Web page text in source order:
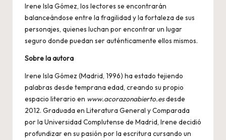
Irene Isla Gómez, los lectores se encontrarán
balanceándose entre la fragilidad y la fortaleza de sus
personajes, quienes luchan por encontrar un lugar
seguro donde puedan ser auténticamente ellos mismos.
Sobre la autora
Irene Isla Gómez (Madrid, 1996) ha estado tejiendo
palabras desde temprana edad, creando su propio
espacio literario en www.acorazonabierto.esdesde
2012. Graduada en Literatura General y Comparada
por la Universidad Complutense de Madrid, Irene decidió
profundizar en su pasión por la escritura cursando un